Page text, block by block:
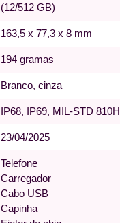
(12/512 GB)
163,5 x 77,3 x 8 mm
194 gramas
Branco, cinza
IP68, IP69, MIL-STD 810H
23/04/2025
Telefone
Carregador
Cabo USB
Capinha